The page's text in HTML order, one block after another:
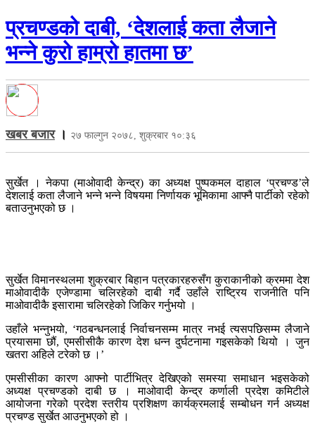
प्रचण्डको दाबी, ‘देशलाई कता लैजाने
भन्ने कुरो हाम्रो हातमा छ’
खबर बजार। २७ फाल्गुन २०७८, शुक्रबार १०:३६
सुर्खेत । नेकपा (माओवादी केन्द्र) का अध्यक्ष पुष्पकमल दाहाल ‘प्रचण्ड’ले
देशलाई कता लैजाने भन्ने भन्ने विषयमा निर्णायक भूमिकामा आफ्नै पार्टीको रहेको
बताउनुभएको छ ।
सुर्खेत विमानस्थलमा शुक्रबार बिहान पत्रकारहरुसँग कुराकानीको क्रममा देश
माओवादीकै एजेण्डामा चलिरहेको दाबी गर्दै उहाँले राष्ट्रिय राजनीति पनि
माओवादीकै इसारामा चलिरहेको जिकिर गर्नुभयो ।
उहाँले भन्नुभयो, ‘गठबन्धनलाई निर्वाचनसम्म मात्र नभई त्यसपछिसम्म लैजाने
प्रयासमा छौं, एमसीसीकै कारण देश धन्न दुर्घटनामा गइसकेको थियो । जुन
खतरा अहिले टरेको छ ।’
एमसीसीका कारण आफ्नो पार्टीभित्र देखिएको समस्या समाधान भइसकेको
अध्यक्ष प्रचण्डको दाबी छ । माओवादी केन्द्र कर्णाली प्रदेश कमिटीले
आयोजना गरेको प्रदेश स्तरीय प्रशिक्षण कार्यक्रमलाई सम्बोधन गर्न अध्यक्ष
प्रचण्ड सुर्खेत आउनुभएको हो ।